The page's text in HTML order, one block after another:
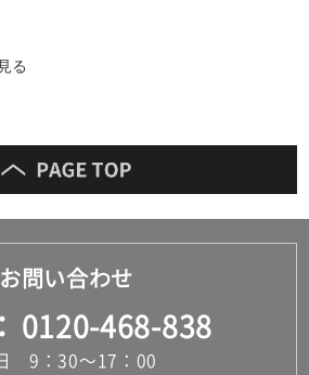
る
お問い合わせ
0120-468-838
9：30～17：00